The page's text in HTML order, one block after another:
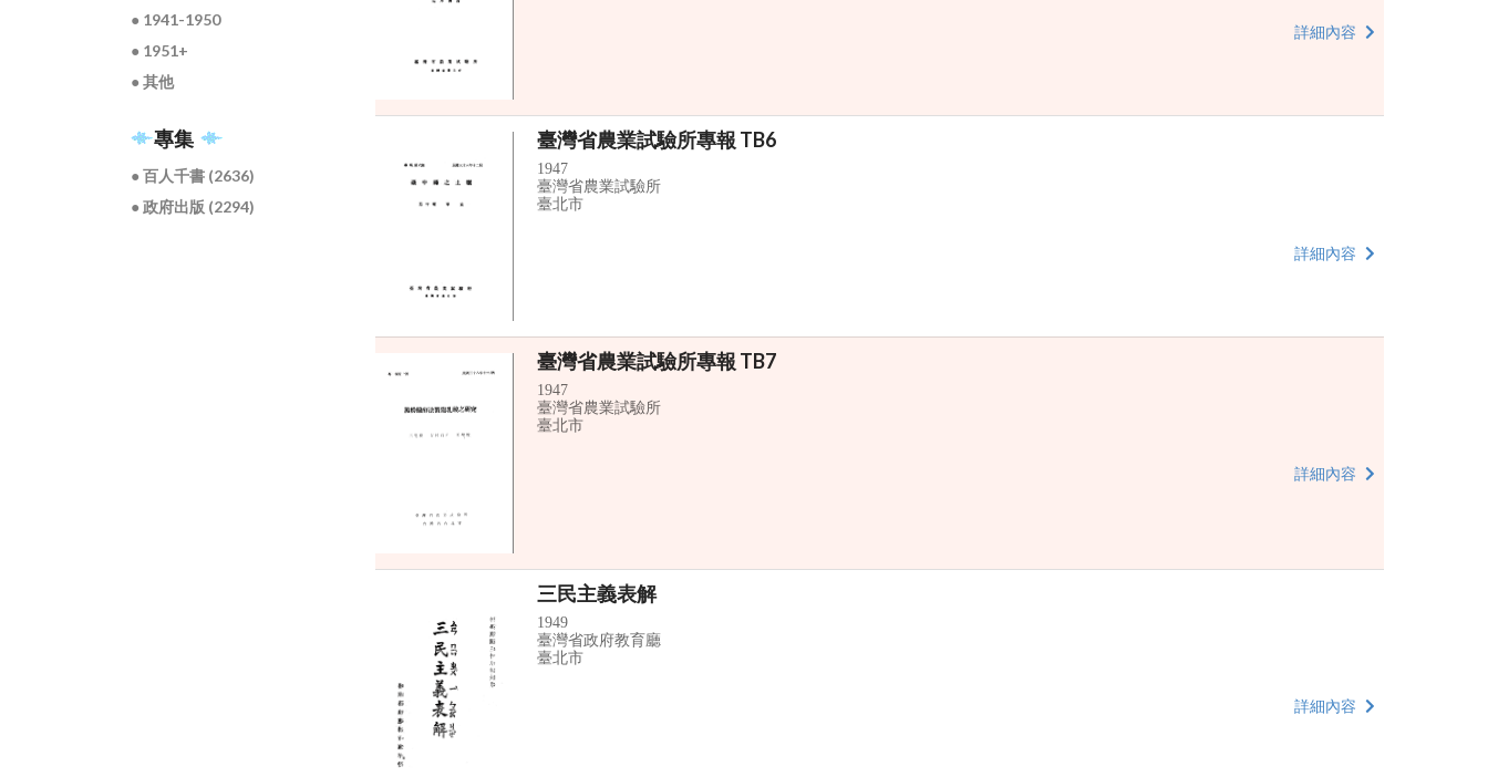
● 1941-1950
● 1951+
● 其他
專集
● 百人千書 (2636)
● 政府出版 (2294)
詳細內容
臺灣省農業試驗所專報 TB6
1947
臺灣省農業試驗所
臺北市
詳細內容
臺灣省農業試驗所專報 TB7
1947
臺灣省農業試驗所
臺北市
詳細內容
三民主義表解
1949
臺灣省政府教育廳
臺北市
詳細內容